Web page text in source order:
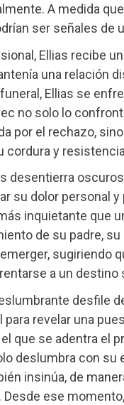
A medida
ser señales de
Ellias recibe
una relación
Ellias se
no solo lo
por el rechazo,
cordura y
desentierra
su dolor personal
inquietante que
de su padre,
sugiriendo
a un destino
desfile
para revelar una
que se adentra el
deslumbra con
insinúa, de
ese